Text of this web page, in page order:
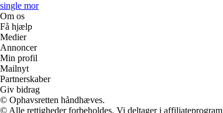
single mor
Om os
Få hjælp
Medier
Annoncer
Min profil
Mailnyt
Partnerskaber
Giv bidrag
© Ophavsretten håndhæves.
© Alle rettigheder forbeholdes. Vi deltager i